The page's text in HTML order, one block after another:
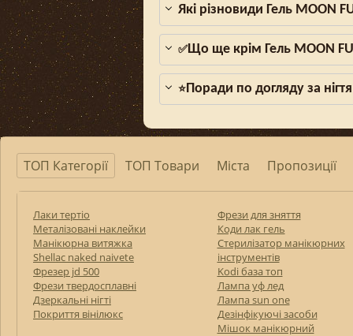
Які різновиди Гель MOON
✅Що ще крім Гель MOON
⭐Поради по догляду за
ТОП Категорії ТОП Товари Міста Пропозиції
Лаки тертіо
Металізовані наклейки
Манікюрна витяжка
Shellac naked naivete
Фрезер jd 500
Фрези твердосплавні
Дзеркальні нігті
Покриття вінілюкс
Фрези для зняття
Коди лак гель
Стерилізатор манікюрних
інструментів
Kodi база топ
Лампа уф лед
Лампа sun one
Дезінфікуючі засоби
Мішок манікюрний